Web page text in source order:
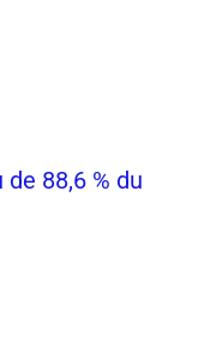
de 88,6 % du